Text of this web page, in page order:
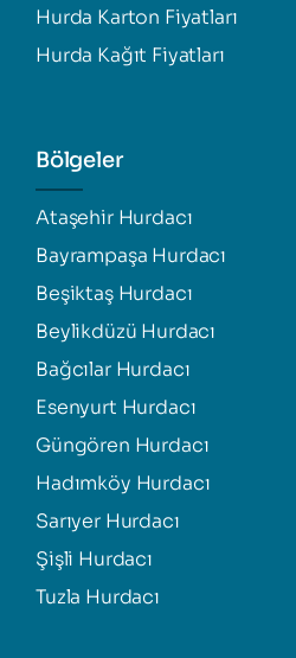
Hurda Karton Fiyatları
Hurda Kağıt Fiyatları
Bölgeler
Ataşehir Hurdacı
Bayrampaşa Hurdacı
Beşiktaş Hurdacı
Beylikdüzü Hurdacı
Bağcılar Hurdacı
Esenyurt Hurdacı
Güngören Hurdacı
Hadımköy Hurdacı
Sarıyer Hurdacı
Şişli Hurdacı
Tuzla Hurdacı